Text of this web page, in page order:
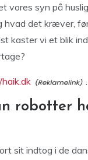
syn på
det kræver,
kaster vi et blik
.
robotter
sit indtog i de